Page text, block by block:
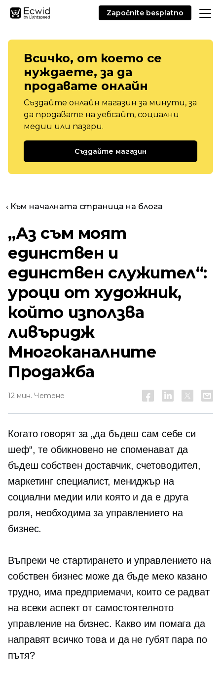
Započnite besplatno
Всичко, от което се
нуждаете, за да
продавате онлайн
Създайте онлайн магазин за минути, за
да продавате на уебсайт, социални
медии или пазари.
Създайте магазин
‹ Към началната страница на блога
„Аз съм моят
единствен и
единствен служител“:
уроци от художник,
който използва
ливъридж
Многоканалните
Продажба
12 мин. Четене
Когато говорят за „да бъдеш сам себе си
шеф“, те обикновено не споменават да
бъдеш собствен доставчик, счетоводител,
маркетинг специалист, мениджър на
социални медии или която и да е друга
роля, необходима за управлението на
бизнес.
Въпреки че стартирането и управлението на
собствен бизнес може да бъде меко казано
трудно, има предприемачи, които се радват
на всеки аспект от самостоятелното
управление на бизнес. Какво им помага да
направят всичко това и да не губят пара по
пътя?